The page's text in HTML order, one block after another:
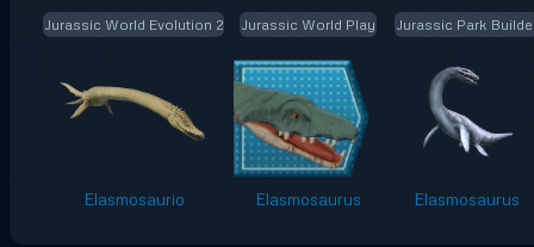
Jurassic World Evolution 2
Elasmosaurio
Jurassic World Play
Elasmosaurus
Jurassic Park
Elasmosaurus